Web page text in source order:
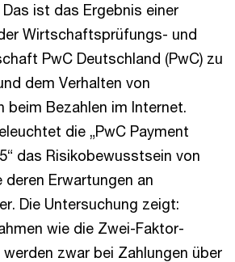
ist das Ergebnis einer
Wirtschaftsprüfungs- und
PwC Deutschland (PwC) zu
dem Verhalten von
beim Bezahlen im Internet.
die „PwC Payment
das Risikobewusstsein von
deren Erwartungen an
Die Untersuchung zeigt:
wie die Zwei-Faktor-
zwar bei Zahlungen über